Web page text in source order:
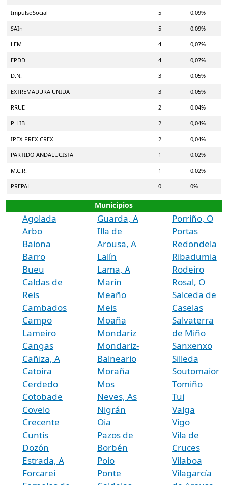
ImpulsoSocial 5 0,09%
SAIn 5 0,09%
LEM 4 0,07%
EPDD 4 0,07%
D.N. 3 0,05%
EXTREMADURA UNIDA 3 0,05%
RRUE 2 0,04%
P-LIB 2 0,04%
IPEX-PREX-CREX 2 0,04%
PARTIDO ANDALUCISTA 1 0,02%
M.C.R. 1 0,02%
PREPAL 0 0%
Municipios
Agolada
Arbo
Baiona
Barro
Bueu
Caldas de
Reis
Cambados
Campo
Lameiro
Cangas
Cañiza, A
Catoira
Cerdedo
Cotobade
Covelo
Crecente
Cuntis
Dozón
Estrada, A
Forcarei
Guarda, A
Illa de
Arousa, A
Lalín
Lama, A
Marín
Meaño
Meis
Moaña
Mondariz
Mondariz-
Balneario
Moraña
Mos
Neves, As
Nigrán
Oia
Pazos de
Borbén
Poio
Ponte
Porriño, O
Portas
Redondela
Ribadumia
Rodeiro
Rosal, O
Salceda de
Caselas
Salvaterra
de Miño
Sanxenxo
Silleda
Soutomaior
Tomiño
Tui
Valga
Vigo
Vila de
Cruces
Vilaboa
Vilagarcía